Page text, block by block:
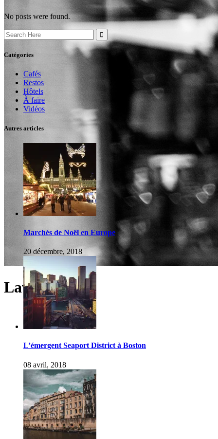
Laval
No posts were found.
Search
for:
Catégories
Cafés
Restos
Hôtels
À faire
Vidéos
Autres articles
Marchés de Noël en Europe
20 décembre, 2018
L’émergent Seaport District à Boston
08 avril, 2018